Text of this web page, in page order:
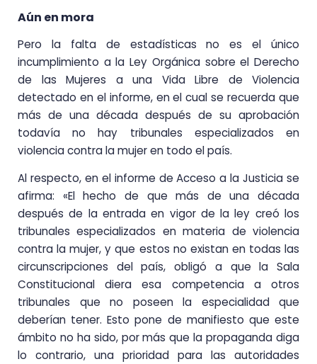
Aún en mora
Pero la falta de estadísticas no es el único
incumplimiento a la Ley Orgánica sobre el Derecho
de las Mujeres a una Vida Libre de Violencia
detectado en el informe, en el cual se recuerda que
más de una década después de su aprobación
todavía no hay tribunales especializados en
violencia contra la mujer en todo el país.
Al respecto, en el informe de Acceso a la Justicia se
afirma: «El hecho de que más de una década
después de la entrada en vigor de la ley creó los
tribunales especializados en materia de violencia
contra la mujer, y que estos no existan en todas las
circunscripciones del país, obligó a que la Sala
Constitucional diera esa competencia a otros
tribunales que no poseen la especialidad que
deberían tener. Esto pone de manifiesto que este
ámbito no ha sido, por más que la propaganda diga
lo contrario, una prioridad para las autoridades